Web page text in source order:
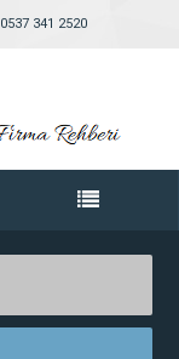
0537 341 2520